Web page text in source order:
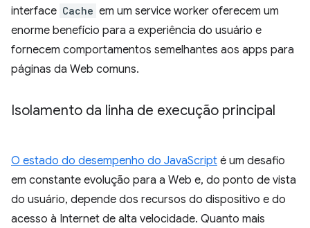
interface Cache em um service worker oferecem um
enorme benefício para a experiência do usuário e
fornecem comportamentos semelhantes aos apps para
páginas da Web comuns.
Isolamento da linha de execução principal
O estado do desempenho do JavaScript é um desafio
em constante evolução para a Web e, do ponto de vista
do usuário, depende dos recursos do dispositivo e do
acesso à Internet de alta velocidade. Quanto mais